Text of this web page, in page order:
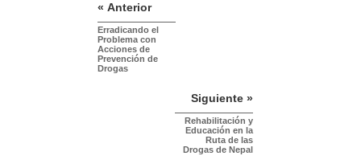
« Anterior
Erradicando el
Problema con
Acciones de
Prevención de
Drogas
Siguiente »
Rehabilitación y
Educación en la
Ruta de las
Drogas de Nepal